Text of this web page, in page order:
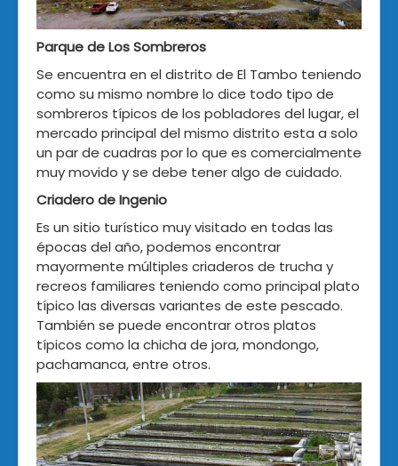
Parque de Los Sombreros
Se encuentra en el distrito de El Tambo teniendo
como su mismo nombre lo dice todo tipo de
sombreros típicos de los pobladores del lugar, el
mercado principal del mismo distrito esta a solo
un par de cuadras por lo que es comercialmente
muy movido y se debe tener algo de cuidado.
Criadero de Ingenio
Es un sitio turístico muy visitado en todas las
épocas del año, podemos encontrar
mayormente múltiples criaderos de trucha y
recreos familiares teniendo como principal plato
típico las diversas variantes de este pescado.
También se puede encontrar otros platos
típicos como la chicha de jora, mondongo,
pachamanca, entre otros.